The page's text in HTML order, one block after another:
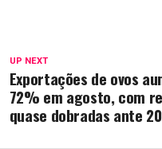
UP NEXT
Exportações de ovos
72% em agosto, com
quase dobradas ante